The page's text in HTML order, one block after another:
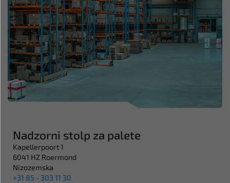
Nadzorni stolp za palete
Kapellerpoort 1
6041 HZ Roermond
Nizozemska
+31 85 - 303 11 30